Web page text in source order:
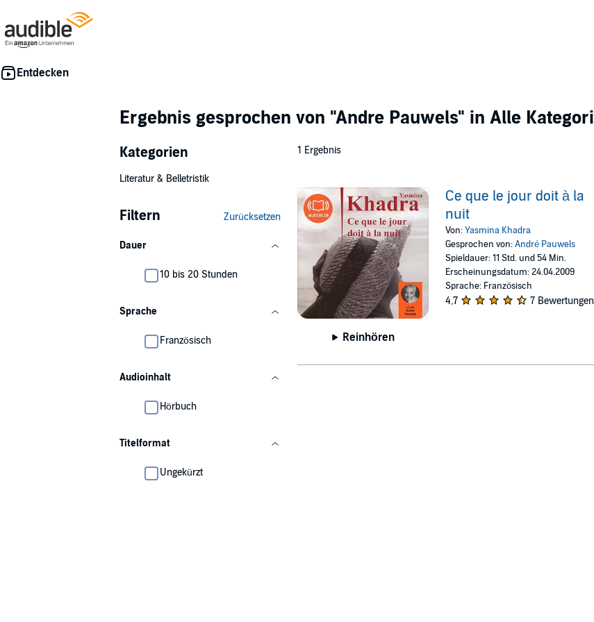
Ergebnis gesprochen von "Andre Pauwels" in Alle
Kategorien
Literatur & Belletristik
Filtern Zurücksetzen
Dauer
10 bis 20 Stunden
Sprache
Französisch
Audioinhalt
Hörbuch
Titelformat
Ungekürzt
1 Ergebnis
Reinhören
Ce que le jour doit à la
nuit
Von:Yasmina Khadra
Gesprochen von:André Pauwels
Spieldauer: 11 Std. und 54 Min.
Erscheinungsdatum: 24.04.2009
Sprache: Französisch
4,7 7 Bewertungen